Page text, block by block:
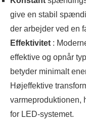
give en stabil
der arbejder ved en
Effektivitet :
effektive og opnår
betyder minimalt
Højeffektive
varmeproduktionen,
for LED-systemet.